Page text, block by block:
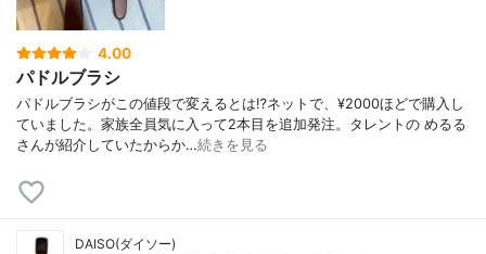
4.00
パドルブラシ
パドルブラシがこの値段で変えるとは⁉️ネットで、¥2000ほどで購入し
ていました。家族全員気に入って2本目を追加発注。タレントの めるる
さんが紹介していたからか…続きを見る
DAISO(ダイソー)